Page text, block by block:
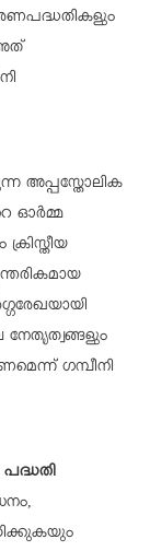
അപ്പസ്തോലിക
ഓർമ്മ
ഗമ്പീനി